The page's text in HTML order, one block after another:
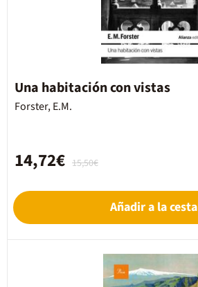
Una habitación con vistas
Forster, E.M.
15,50€
14,72€
Añadir a la cesta